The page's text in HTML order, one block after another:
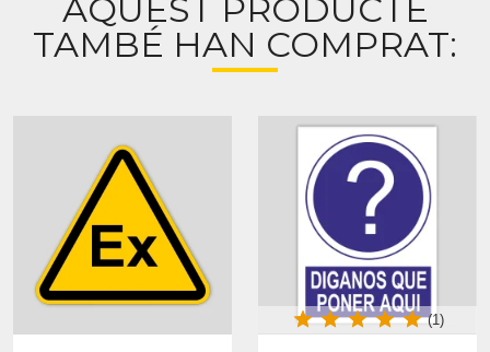
AQUEST PRODUCTE
TAMBÉ HAN COMPRAT:
(1)